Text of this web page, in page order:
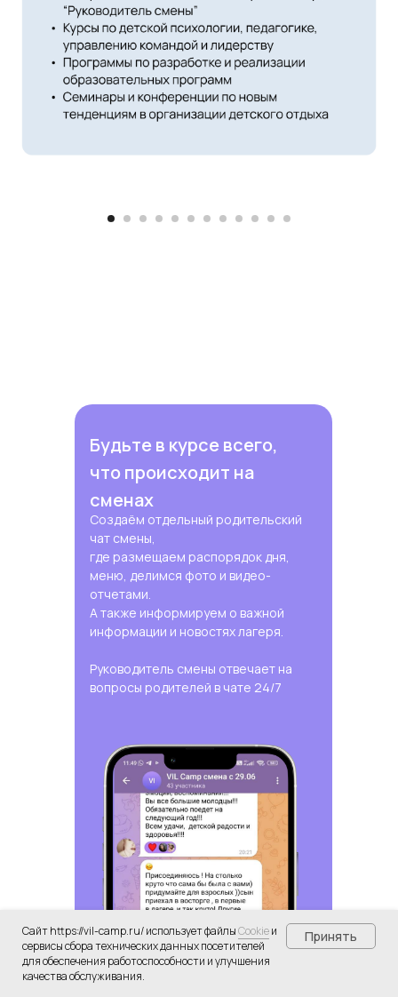
Будьте в курсе всего,
что происходит на
сменах
Создаём отдельный родительский
чат смены,
где размещаем распорядок дня,
меню, делимся фото и видео-
отчетами.
А также информируем о важной
информации и новостях лагеря.
Руководитель смены отвечает на
вопросы родителей в чате 24/7
Сайт https://vil-camp.ru/ использует файлыCookieи
сервисы сбора технических данных посетителей
для обеспечения работоспособности и улучшения
качества обслуживания.
Принять